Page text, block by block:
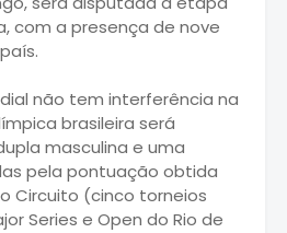
com a presença de nove
não tem interferência na
brasileira será
masculina e uma
pela pontuação obtida
Circuito (cinco torneios
Series e Open do Rio de